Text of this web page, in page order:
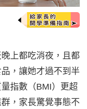
上都吃消夜，且都
，讓她才過不到半
指數（BMI）更超
，家長驚覺事態不